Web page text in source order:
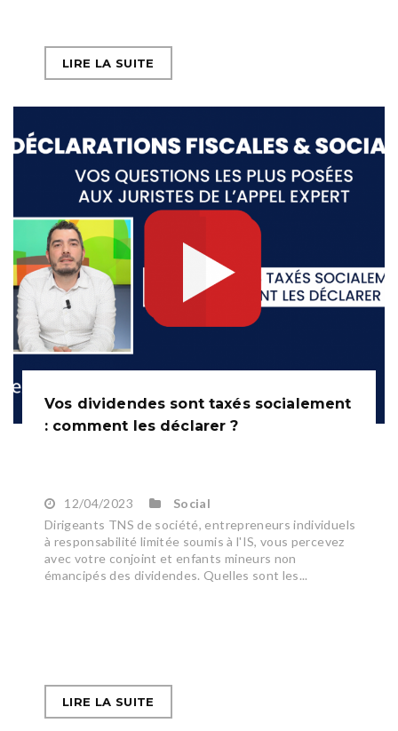
LIRE LA SUITE
Vos dividendes sont taxés socialement
: comment les déclarer ?
12/04/2023
Social
Dirigeants TNS de société, entrepreneurs individuels
à responsabilité limitée soumis à l'IS, vous percevez
avec votre conjoint et enfants mineurs non
émancipés des dividendes. Quelles sont les...
LIRE LA SUITE